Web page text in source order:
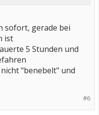
sofort, gerade bei
ist
5 Stunden und
"benebelt" und
#6